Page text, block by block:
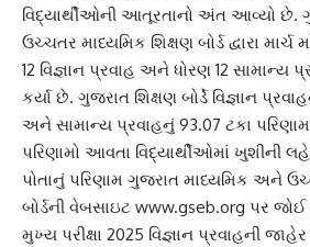
વિદ્યાર્થીઓની આતૂરતાનો અંત આવ્યો છે.
ઉચ્ચતર માધ્યમિક શિક્ષણ બોર્ડ દ્વારા માર્ચ
12 વિજ્ઞાન પ્રવાહ અને ધોરણ 12 સામાન્ય
કર્યા છે. ગુજરાત શિક્ષણ બોર્ડે વિજ્ઞાન
અને સામાન્ય પ્રવાહનું 93.07 ટકા
પરિણામો આવતા વિદ્યાર્થીઓમાં ખુશીની
પોતાનું પરિણામ ગુજરાત માધ્યમિક અને
બોર્ડની વેબસાઇટ www.gseb.org પર
મુખ્ય પરીક્ષા 2025 વિજ્ઞાન પ્રવાહની જાહેર